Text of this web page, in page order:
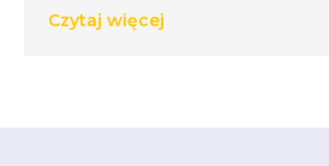
właściwym miejscu dla wszystkich
Czytaj więcej